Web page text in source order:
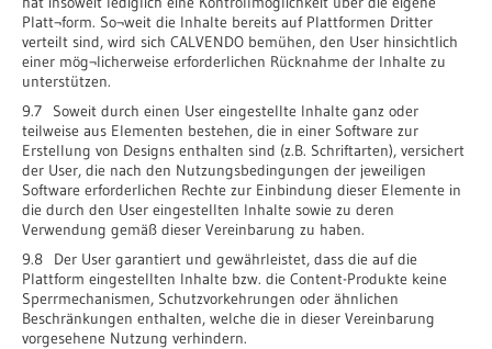
Platt¬form. So¬weit die Inhalte bereits auf Plattformen Dritter
verteilt sind, wird sich CALVENDO bemühen, den User hinsichtlich
einer mög¬licherweise erforderlichen Rücknahme der Inhalte zu
unterstützen.
9.7 Soweit durch einen User eingestellte Inhalte ganz oder
teilweise aus Elementen bestehen, die in einer Software zur
Erstellung von Designs enthalten sind (z.B. Schriftarten), versichert
der User, die nach den Nutzungsbedingungen der jeweiligen
Software erforderlichen Rechte zur Einbindung dieser Elemente in
die durch den User eingestellten Inhalte sowie zu deren
Verwendung gemäß dieser Vereinbarung zu haben.
9.8 Der User garantiert und gewährleistet, dass die auf die
Plattform eingestellten Inhalte bzw. die Content-Produkte keine
Sperrmechanismen, Schutzvorkehrungen oder ähnlichen
Beschränkungen enthalten, welche die in dieser Vereinbarung
vorgesehene Nutzung verhindern.